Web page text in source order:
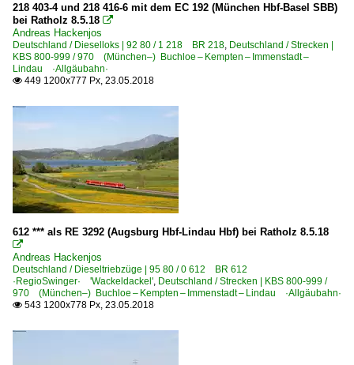
218 403-4 und 218 416-6 mit dem EC 192 (München Hbf-Basel SBB)
bei Ratholz 8.5.18 
Andreas Hackenjos
Deutschland / Dieselloks | 92 80 / 1 218 BR 218 Deutschland / Strecken |
KBS 800-999 / 970 (München–) Buchloe – Kempten – Immenstadt –
Lindau ·Allgäubahn·
 449 1200x777 Px, 23.05.2018
612 *** als RE 3292 (Augsburg Hbf-Lindau Hbf) bei Ratholz 8.5.18

Andreas Hackenjos
Deutschland / Dieseltriebzüge | 95 80 / 0 612 BR 612
·RegioSwinger· 'Wackeldackel' Deutschland / Strecken | KBS 800-999 /
970 (München–) Buchloe – Kempten – Immenstadt – Lindau ·Allgäubahn·
 543 1200x778 Px, 23.05.2018